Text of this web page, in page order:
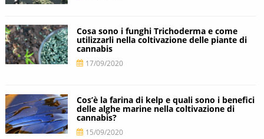
Cosa sono i funghi Trichoderma e come
utilizzarli nella coltivazione delle piante di
cannabis
17/09/2020
Cos’è la farina di kelp e quali sono i benefici
delle alghe marine nella coltivazione di
cannabis?
15/09/2020